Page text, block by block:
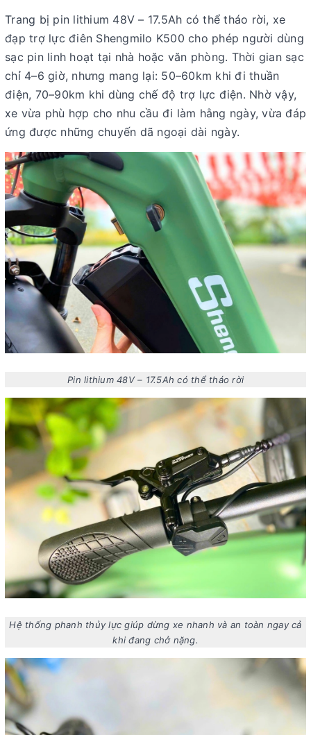
Trang bị pin lithium 48V – 17.5Ah có thể tháo rời, xe
đạp trợ lực điên Shengmilo K500 cho phép người dùng
sạc pin linh hoạt tại nhà hoặc văn phòng. Thời gian sạc
chỉ 4–6 giờ, nhưng mang lại: 50–60km khi đi thuần
điện, 70–90km khi dùng chế độ trợ lực điện. Nhờ vậy,
xe vừa phù hợp cho nhu cầu đi làm hằng ngày, vừa đáp
ứng được những chuyến dã ngoại dài ngày.
Pin lithium 48V – 17.5Ah có thể tháo rời
Hệ thống phanh thủy lực giúp dừng xe nhanh và an toàn ngay cả
khi đang chở nặng.